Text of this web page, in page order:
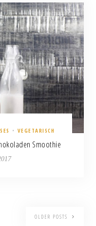
• VEGETARISCH
Smoothie
OLDER POSTS